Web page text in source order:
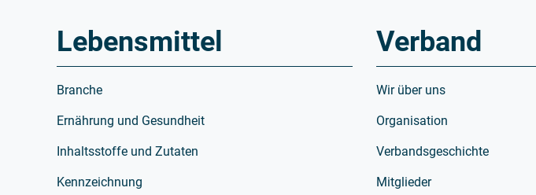
Lebensmittel
Branche
Ernährung und Gesundheit
Inhaltsstoffe und Zutaten
Kennzeichnung
Verband
Wir über uns
Organisation
Verbandsgeschichte
Mitglieder